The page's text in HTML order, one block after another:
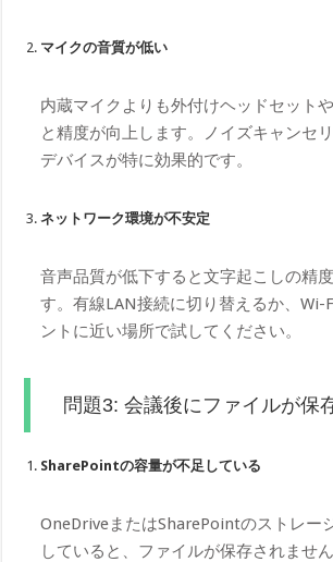
マイクの音質が低い
内蔵マイクよりも外付けヘッドセット
と精度が向上します。ノイズキャンセ
デバイスが特に効果的です。
ネットワーク環境が不安定
音声品質が低下すると文字起こしの精
す。有線LAN接続に切り替えるか、Wi-
ントに近い場所で試してください。
問題3: 会議後にファイルが保
SharePointの容量が不足している
OneDriveまたはSharePointのストレー
していると、ファイルが保存されませ